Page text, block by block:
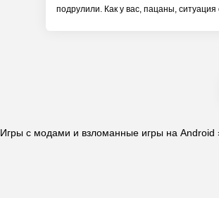
подрулили. Как у вас, пацаны,
Игры с модами и взломанные игры на Android